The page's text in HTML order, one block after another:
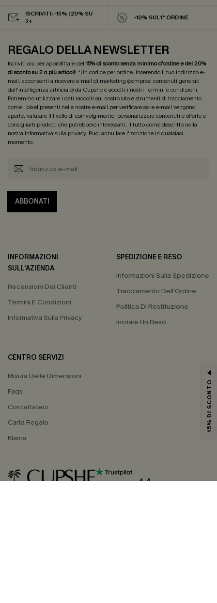
ISCRIVITI: -15% | 20% SU
2+
-10% SUL 1° ORDINE
REGALO DELLA NEWSLETTER
Iscriviti ora per approfittare del 15% di sconto senza minimo d'ordine e del 20%
di sconto su 2 o più articoli! *Un codice per ordine. Inserendo il tuo indirizzo e-
mail, acconsenti a ricevere e-mail di marketing (compresi contenuti generati
dall'intelligenza artificiale) da Cupshe e accetti i nostri Termini e condizioni.
Potremmo utilizzare i dati raccolti sul nostro sito e strumenti di tracciamento
come i pixel presenti nelle nostre e-mail per verificare se le e-mail vengono
aperte, valutare il livello di coinvolgimento, personalizzare contenuti e offerte e
consigliarti prodotti che potrebbero interessarti, il tutto come descritto nella
nostra Informativa sulla privacy. Puoi annullare l'iscrizione in qualsiasi
momento.
ABBONATI
INFORMAZIONI
SULL'AZIENDA
Recensioni Dei Clienti
Termini E Condizioni
Informativa Sulla Privacy
SPEDIZIONE E RESO
Informazioni Sulla Spedizione
Tracciamento Dell'Ordine
Politica Di Restituzione
Iniziare Un Reso
CENTRO SERVIZI
Misura Delle Dimensioni
Faqs
Contattateci
Carta Regalo
Klarna
4.4
15% DI SCONTO